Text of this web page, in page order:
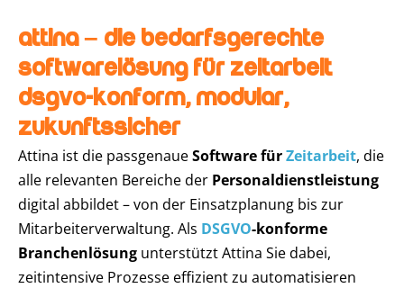
Attina – Die bedarfsgerechte
Softwarelösung für Zeitarbeit
DSGVO-konform, modular,
zukunftssicher
Attina ist die passgenaueSoftware fürZeitarbeit, die
alle relevanten Bereiche der Personaldienstleistung
digital abbildet – von der Einsatzplanung bis zur
Mitarbeiterverwaltung. Als DSGVO-konforme
Branchenlösung unterstützt Attina Sie dabei,
zeitintensive Prozesse effizient zu automatisieren